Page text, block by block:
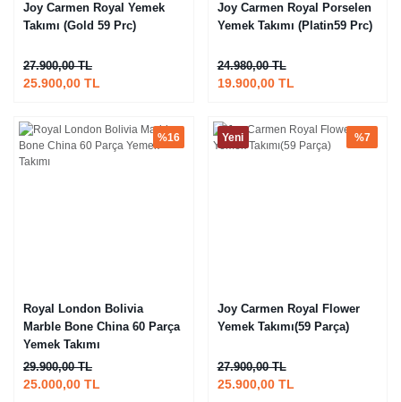
Joy Carmen Royal Yemek
Takımı (Gold 59 Prc)
27.900,00 TL
25.900,00 TL
Joy Carmen Royal Porselen
Yemek Takımı (Platin59 Prc)
24.980,00 TL
19.900,00 TL
%16
Royal London Bolivia
Marble Bone China 60 Parça
Yemek Takımı
29.900,00 TL
25.000,00 TL
Yeni %7
Joy Carmen Royal Flower
Yemek Takımı(59 Parça)
27.900,00 TL
25.900,00 TL